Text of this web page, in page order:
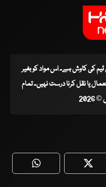
ٹیم کی کاوش ہے۔ اس مواد کو بغیر
یا نقل کرنا درست نہیں۔ تمام
WhatsApp